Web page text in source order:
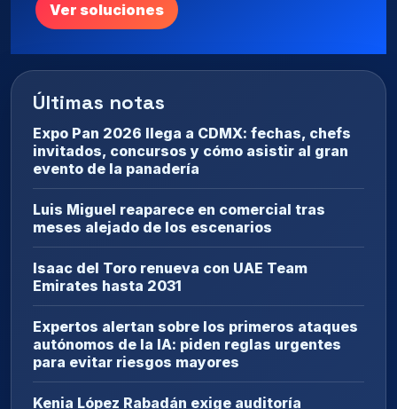
Ver soluciones
Últimas notas
Expo Pan 2026 llega a CDMX: fechas, chefs
invitados, concursos y cómo asistir al gran
evento de la panadería
Luis Miguel reaparece en comercial tras
meses alejado de los escenarios
Isaac del Toro renueva con UAE Team
Emirates hasta 2031
Expertos alertan sobre los primeros ataques
autónomos de la IA: piden reglas urgentes
para evitar riesgos mayores
Kenia López Rabadán exige auditoría